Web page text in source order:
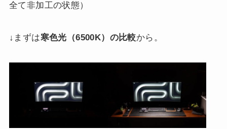
全て非加工の状態）
↓まずは寒色光（6500K）の比較から。